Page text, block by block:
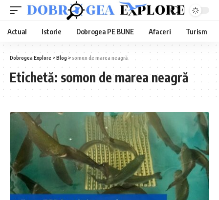
Actual Istorie Dobrogea PE BUNE Afaceri Turism
Dobrogea Explore >Blog > somon de marea neagră
Etichetă: somon de marea neagră